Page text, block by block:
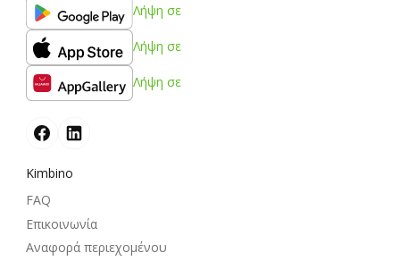
Λήψη σε
Λήψη σε
Λήψη σε
Kimbino
FAQ
Επικοινωνία
Αναφορά περιεχομένου